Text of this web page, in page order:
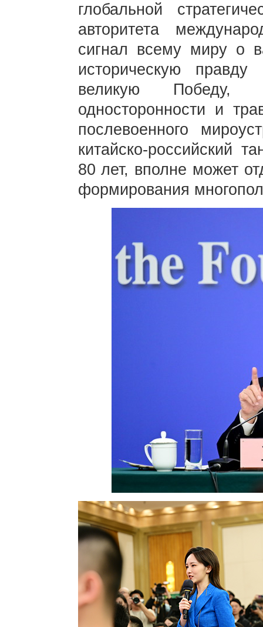
глобальной
авторитета
сигнал всему миру о
историческую
великую Победу,
односторонности и
послевоенного
китайско-российский
80 лет, вполне может
формирования